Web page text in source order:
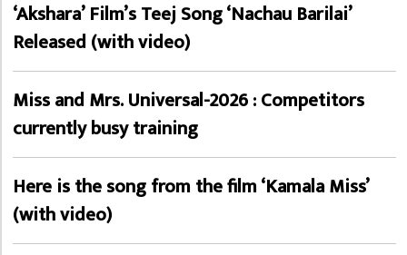
‘Akshara’ Film’s Teej Song ‘Nachau Barilai’
Released (with video)
Miss and Mrs. Universal-2026 : Competitors
currently busy training
Here is the song from the film ‘Kamala Miss’
(with video)